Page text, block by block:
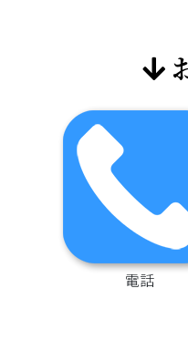
電話